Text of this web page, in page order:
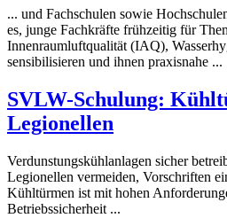
... und Fachschulen sowie
es, junge Fachkräfte frühzeitig für
Innenraumluftqualität (IAQ), Wasser
sensibilisieren und ihnen praxisnahe ...
SVLW-Schulung:
Legionellen
Verdunstungskühlanlagen sicher
Legionellen vermeiden, Vorschriften
Kühltürmen ist mit hohen
Betriebssicherheit ...